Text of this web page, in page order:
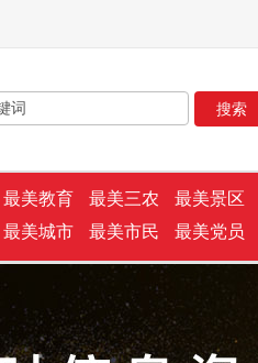
最美教育 最美三农 最美景区
最美城市 最美市民 最美党员